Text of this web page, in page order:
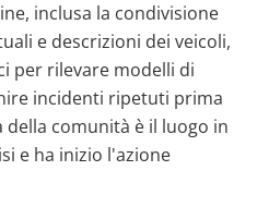
inclusa la condivisione
e descrizioni dei veicoli,
per rilevare modelli di
incidenti ripetuti prima
della comunità è il luogo in
e ha inizio l'azione